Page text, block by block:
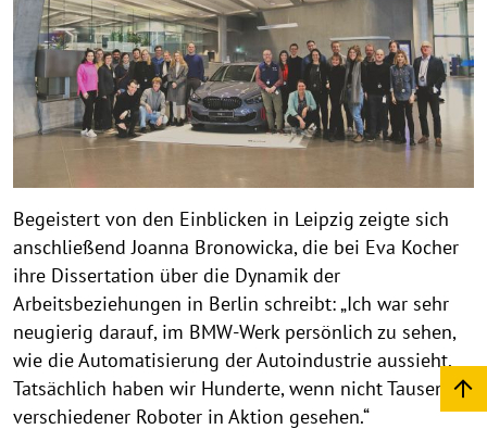
Begeistert von den Einblicken in Leipzig zeigte sich
anschließend Joanna Bronowicka, die bei Eva Kocher
ihre Dissertation über die Dynamik der
Arbeitsbeziehungen in Berlin schreibt: „Ich war sehr
neugierig darauf, im BMW-Werk persönlich zu sehen,
wie die Automatisierung der Autoindustrie aussieht.
Tatsächlich haben wir Hunderte, wenn nicht Tausende
verschiedener Roboter in Aktion gesehen.“